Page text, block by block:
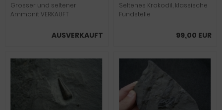
Grosser und seltener
Ammonit VERKAUFT
AUSVERKAUFT
Seltenes Krokodil, klassische
Fundstelle
99,00 EUR